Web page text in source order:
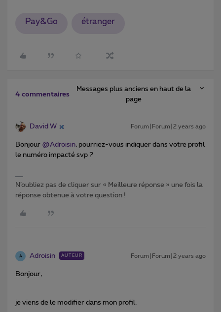
Pay&Go étranger
4 commentaires
Messages plus anciens en haut de la
page
David W Forum|Forum|2 years ago
Bonjour @Adroisin, pourriez-vous indiquer dans votre profil
le numéro impacté svp ?
N’oubliez pas de cliquer sur « Meilleure réponse » une fois la
réponse obtenue à votre question !
A Adroisin AUTEUR Forum|Forum|2 years ago
Bonjour,
je viens de le modifier dans mon profil.